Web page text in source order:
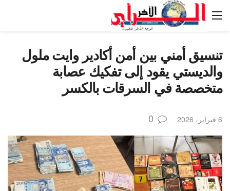
تنسيق أمني بين أمن أكادير وايت ملول
والديستي يقود إلى تفكيك عصابة
متخصصة في السرقات بالكسر
6 فبراير، 2026 0